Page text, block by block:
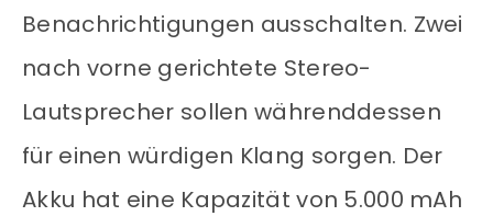
Benachrichtigungen ausschalten. Zwei
nach vorne gerichtete Stereo-
Lautsprecher sollen währenddessen
für einen würdigen Klang sorgen. Der
Akku hat eine Kapazität von 5.000 mAh